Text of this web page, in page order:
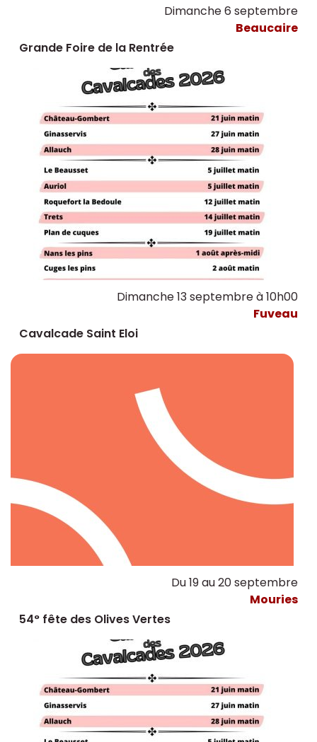
Dimanche 6 septembre
Beaucaire
Grande Foire de la Rentrée
Dimanche 13 septembre à 10h00
Fuveau
Cavalcade Saint Eloi
Du 19 au 20 septembre
Mouries
54° fête des Olives Vertes